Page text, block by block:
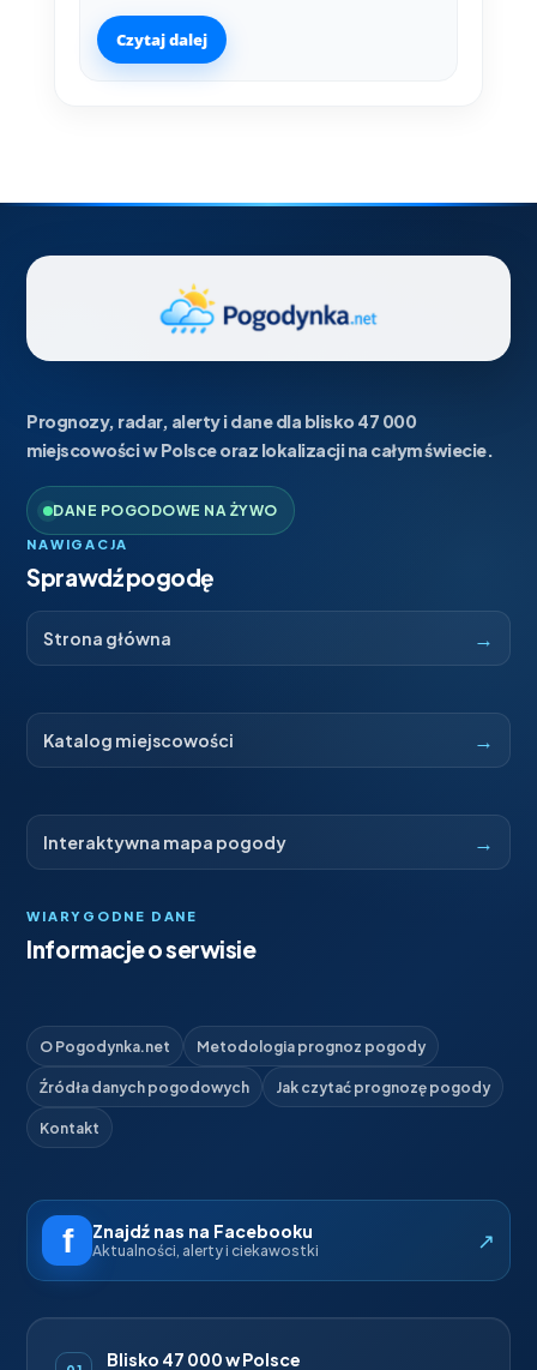
Czytaj dalej
Prognozy, radar, alerty i dane dla blisko 47 000
miejscowości w Polsce oraz lokalizacji na całym świecie.
DANE POGODOWE NA ŻYWO
NAWIGACJA
Sprawdź pogodę
Strona główna →
Katalog miejscowości →
Interaktywna mapa pogody →
WIARYGODNE DANE
Informacje o serwisie
O Pogodynka.net Metodologia prognoz pogody
Źródła danych pogodowych Jak czytać prognozę pogody
Kontakt
Znajdź nas na Facebooku
Aktualności, alerty i ciekawostki ↗
Blisko 47 000 w Polsce